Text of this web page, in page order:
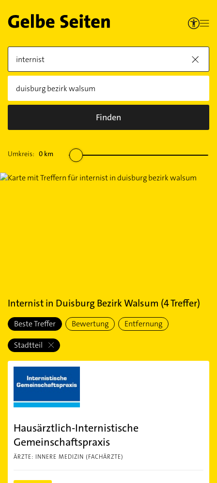
Finden
Umkreis: 0 km
Internistin Duisburg Bezirk Walsum (4Treffer)
Beste Treffer Bewertung Entfernung
Stadtteil
Hausärztlich-Internistische
Gemeinschaftspraxis
ÄRZTE: INNERE MEDIZIN (FACHÄRZTE)